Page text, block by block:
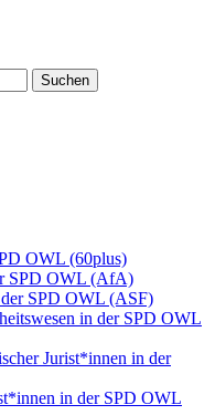
OWL (60plus)
SPD OWL (AfA)
SPD OWL (ASF)
in der SPD OWL
Jurist*innen in der
in der SPD OWL